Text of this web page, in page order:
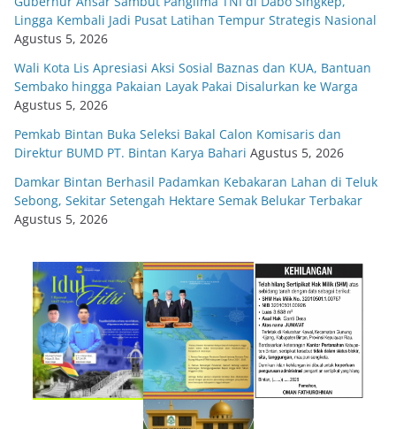
Lingga Kembali Jadi Pusat Latihan Tempur Strategis Nasional
Agustus 5, 2026
Wali Kota Lis Apresiasi Aksi Sosial Baznas dan KUA, Bantuan
Sembako hingga Pakaian Layak Pakai Disalurkan ke Warga
Agustus 5, 2026
Pemkab Bintan Buka Seleksi Bakal Calon Komisaris dan
Direktur BUMD PT. Bintan Karya Bahari Agustus 5, 2026
Damkar Bintan Berhasil Padamkan Kebakaran Lahan di Teluk
Sebong, Sekitar Setengah Hektare Semak Belukar Terbakar
Agustus 5, 2026